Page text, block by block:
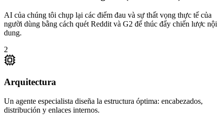
AI của chúng tôi chụp lại các điểm đau và sự thất vọng thực tế của
người dùng bằng cách quét Reddit và G2 để thúc đẩy chiến lược nội
dung.
2
Arquitectura
Un agente especialista diseña la estructura óptima: encabezados,
distribución y enlaces internos.